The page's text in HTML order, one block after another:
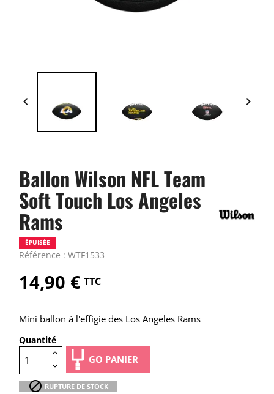
 
Ballon Wilson NFL Team
Soft Touch Los Angeles
Rams
Référence : WTF1533
ÉPUISÉE
14,90 € TTC
Mini ballon à l'effigie des Los Angeles Rams
Quantité
GO PANIER
 RUPTURE DE STOCK